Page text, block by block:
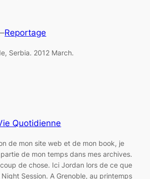
Reportage
Serbia. 2012 March.
Quotidienne
de mon site web et de mon book, je
de mon temps dans mes archives.
de chose. Ici Jordan lors de ce que
Night Session. A Grenoble, au printemps